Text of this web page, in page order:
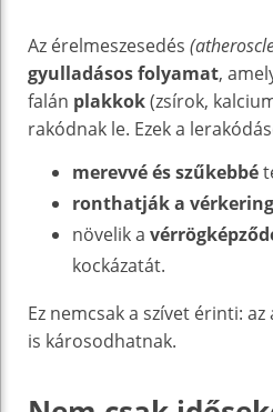
Az érelmeszesedés
gyulladásos folyamat,
falán plakkok(zsírok,
rakódnak le. Ezek a
merevvé és szűkebbé
ronthatják a
növelik a
kockázatát.
Ez nemcsak a szívet érinti: az
is károsodhatnak.